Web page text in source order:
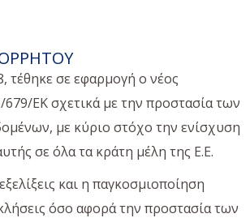
τέθηκε σε εφαρμογή ο νέος
ΕΚ σχετικά με την προστασία των
με κύριο στόχο την ενίσχυση
σε όλα τα κράτη μέλη της Ε.Ε.
και η παγκοσμιοποίηση
όσο αφορά την προστασία των